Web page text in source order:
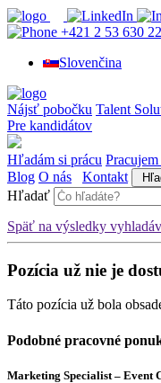
+421 2 53 630
Slovenčina
Nájsť pobočku Talent
Pre kandidátov
Hľadám si prácu
Blog O nás Kontakt
Hľadať
Späť na výsledky
Pozícia už nie je
Táto pozícia už bola
Podobné pracovné
Marketing Specialist – Event